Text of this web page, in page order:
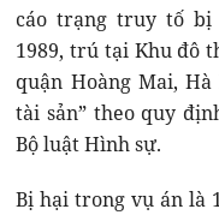
cáo trạng truy tố bị
1989, trú tại Khu đô
quận Hoàng Mai,
tài sản” theo quy
Bộ luật Hình sự.
Bị hại trong vụ án là